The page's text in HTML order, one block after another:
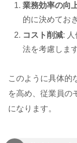
業務効率の向
的に決めてお
コスト削減:
法を考慮します
このように具体的
を高め、従業員の
になります。